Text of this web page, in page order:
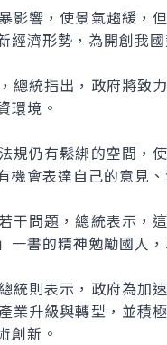
響，使景氣趨緩，
濟形勢，為開創我
統指出，政府將致
環境。
仍有鬆綁的空間，
會表達自己的意見
問題，總統表示，
書的精神勉勵國人
則表示，政府為加
業升級與轉型，並積
創新。